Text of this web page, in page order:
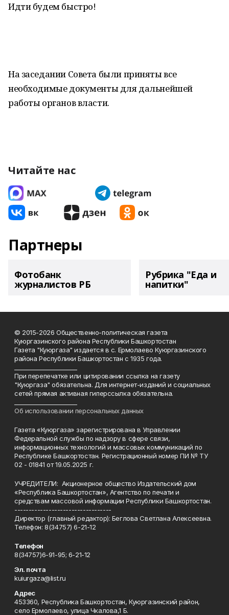
Идти будем быстро!
На заседании Совета были приняты все
необходимые документы для дальнейшей
работы органов власти.
Читайте нас
Партнеры
Фотобанк
журналистов РБ
Рубрика "Еда и
напитки"
© 2015-2026 Общественно-политическая газета
Куюргазинского района Республики Башкортостан
Газета "Куюргаза" издается в с. Ермолаево Куюргазинского
района Республики Башкортостан с 1935 года.
При перепечатке или цитировании ссылка на газету
"Куюргаза" обязательна. Для интернет-изданий и социальных
сетей прямая активная гиперссылка обязательна.
Об использовании персональных данных
Газета «Куюргаза» зарегистрирована в Управлении
Федеральной службы по надзору в сфере связи,
информационных технологий и массовых коммуникаций по
Республике Башкортостан. Регистрационный номер ПИ № ТУ
02 - 01841 от 19.05.2025 г.
УЧРЕДИТЕЛИ: Акционерное общество Издательский дом
«Республика Башкортостан», Агентство по печати и
средствам массовой информации Республики Башкортостан.
----------------------------------
Директор (главный редактор): Беглова Светлана Алексеевна.
Телефон: 8(34757) 6-21-12
Телефон
8(34757)6-91-95; 6-21-12
Эл. почта
kuiurgaza@list.ru
Адрес
453360, Республика Башкортостан, Куюргазинский район,
село Ермолаево, улица Чкалова,1 Б.